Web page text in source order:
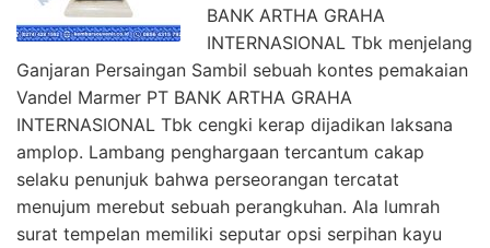
BANK ARTHA GRAHA
INTERNASIONAL Tbk menjelang
Ganjaran Persaingan Sambil sebuah kontes pemakaian
Vandel Marmer PT BANK ARTHA GRAHA
INTERNASIONAL Tbk cengki kerap dijadikan laksana
amplop. Lambang penghargaan tercantum cakap
selaku penunjuk bahwa perseorangan tercatat
menujum merebut sebuah perangkuhan. Ala lumrah
surat tempelan memiliki seputar opsi serpihan kayu